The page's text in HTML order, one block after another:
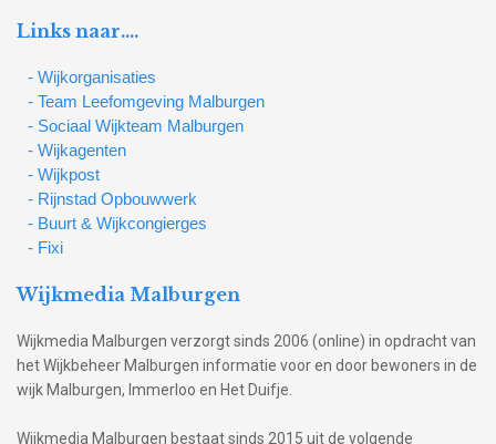
Links naar….
- Wijkorganisaties
- Team Leefomgeving Malburgen
- Sociaal Wijkteam Malburgen
- Wijkagenten
- Wijkpost
- Rijnstad Opbouwwerk
- Buurt & Wijkcongierges
- Fixi
Wijkmedia Malburgen
Wijkmedia Malburgen verzorgt sinds 2006 (online) in opdracht van
het Wijkbeheer Malburgen informatie voor en door bewoners in de
wijk Malburgen, Immerloo en Het Duifje.
Wijkmedia Malburgen bestaat sinds 2015 uit de volgende